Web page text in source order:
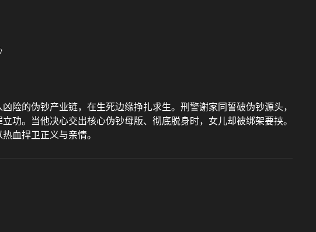
险的伪钞产业链，在生死边缘挣扎求生。刑警谢家同誓破伪钞源头，
功。当他决心交出核心伪钞母版、彻底脱身时，女儿却被绑架要挟。
血捍卫正义与亲情。